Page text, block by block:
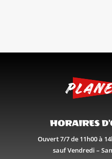
HORAIRES
Ouvert 7/7 de 11h00 à
sauf Vendredi –